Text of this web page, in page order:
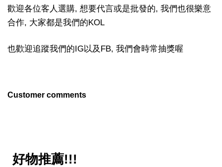
歡迎各位客人選購, 想要代言或是批發的, 我們也很樂意
合作, 大家都是我們的KOL
也歡迎追蹤我們的IG以及FB, 我們會時常抽獎喔
Customer comments
好物推薦!!!